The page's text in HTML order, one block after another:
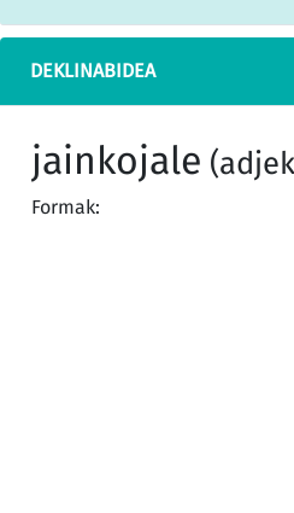
DEKLINABIDEA
jainkojale
Formak: